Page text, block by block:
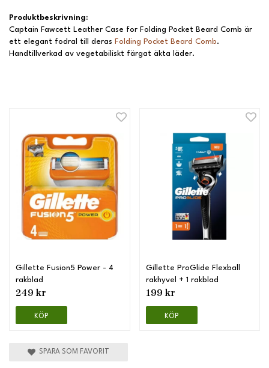
Produktbeskrivning:
Captain Fawcett Leather Case for Folding Pocket Beard Comb är
ett elegant fodral till deras Folding Pocket Beard Comb.
Handtillverkad av vegetabiliskt färgat äkta läder.
Gillette Fusion5 Power - 4
rakblad
249 kr
KÖP
Gillette ProGlide Flexball
rakhyvel + 1 rakblad
199 kr
KÖP
SPARA SOM FAVORIT